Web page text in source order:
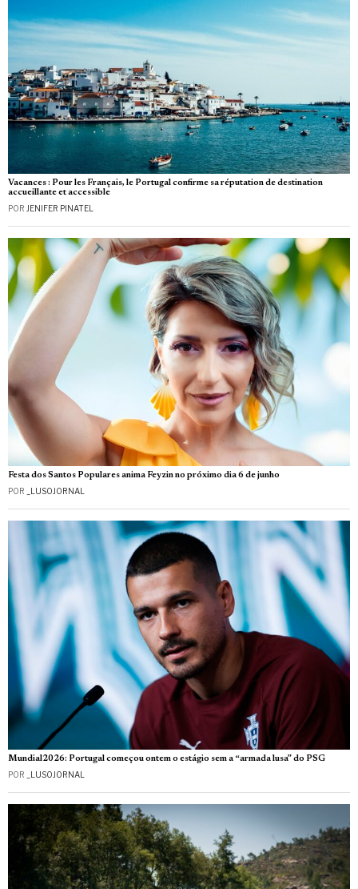
Vacances : Pour les Français, le Portugal confirme sa réputation de destination
accueillante et accessible
POR JENIFER PINATEL
Festa dos Santos Populares anima Feyzin no próximo dia 6 de junho
POR _LUSOJORNAL
Mundial2026: Portugal começou ontem o estágio sem a “armada lusa” do PSG
POR _LUSOJORNAL